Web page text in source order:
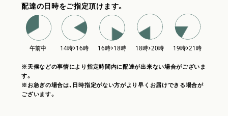
配達の日時をご指定頂けます。
※天候などの事情により指定時間内に配達が出来ない場合がございま
す。
※お急ぎの場合は、日時指定がない方がより早くお届けできる場合が
ございます。